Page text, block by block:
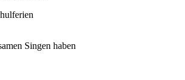
Singen haben